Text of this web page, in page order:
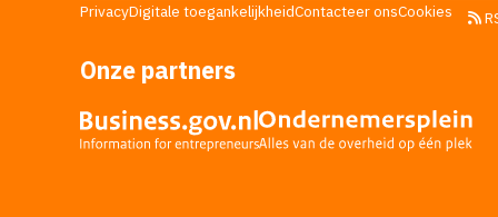
PrivacyDigitale toegankelijkheidContacteer onsCookies
Onze partners